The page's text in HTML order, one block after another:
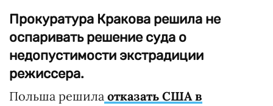
Прокуратура Кракова решила не
оспаривать решение суда о
недопустимости экстрадиции
режиссера.
Польша решила отказать США в